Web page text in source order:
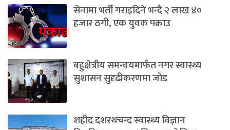
सेनामा भर्ती गराइदिने भन्दै २ लाख ४०
हजार ठगी, एक युवक पक्राउ
बहुक्षेत्रीय समन्वयमार्फत नगर स्वास्थ्य
सुशासन सुदृढीकरणमा जोड
शहीद दशरथचन्द स्वास्थ्य विज्ञान